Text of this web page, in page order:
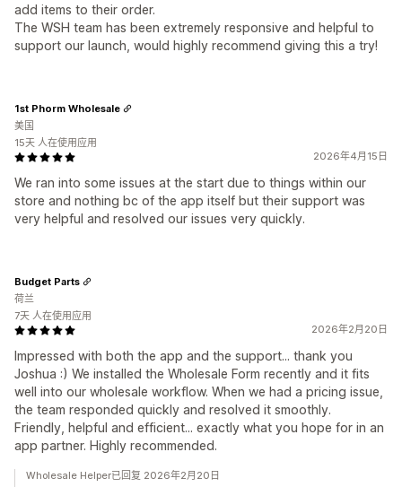
add items to their order.
The WSH team has been extremely responsive and helpful to
support our launch, would highly recommend giving this a try!
2026年4月15日
We ran into some issues at the start due to things within our
store and nothing bc of the app itself but their support was
very helpful and resolved our issues very quickly.
1st Phorm Wholesale
美国
15天 人在使用应用
2026年2月20日
Impressed with both the app and the support... thank you
Joshua :) We installed the Wholesale Form recently and it fits
well into our wholesale workflow. When we had a pricing issue,
the team responded quickly and resolved it smoothly.
Friendly, helpful and efficient... exactly what you hope for in an
app partner. Highly recommended.
Budget Parts
荷兰
7天 人在使用应用
Wholesale Helper已回复 2026年2月20日